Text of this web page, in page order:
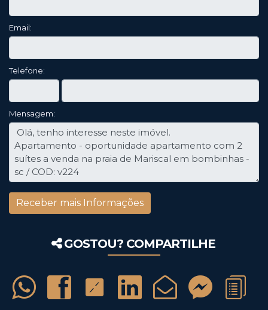
Email:
Telefone:
Mensagem:
GOSTOU? COMPARTILHE